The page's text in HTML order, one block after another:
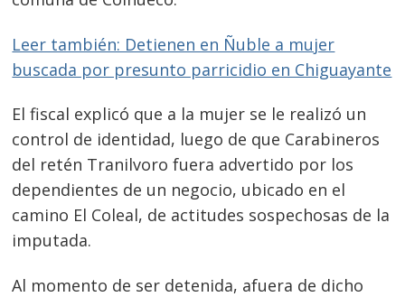
Leer también: Detienen en Ñuble a mujer
buscada por presunto parricidio en Chiguayante
El fiscal explicó que a la mujer se le realizó un
control de identidad, luego de que Carabineros
del retén Tranilvoro fuera advertido por los
dependientes de un negocio, ubicado en el
camino El Coleal, de actitudes sospechosas de la
imputada.
Al momento de ser detenida, afuera de dicho